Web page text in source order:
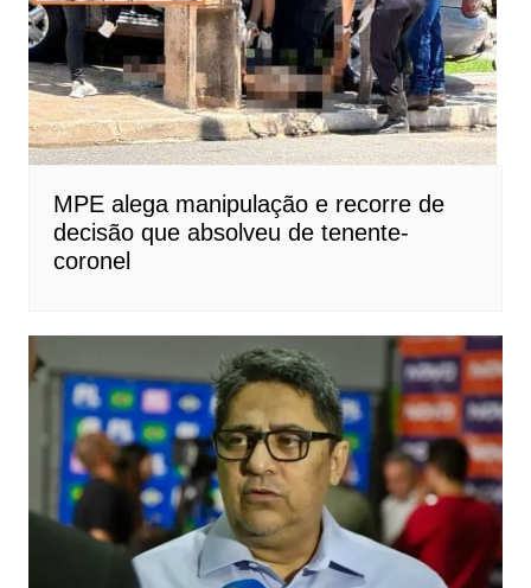
MPE alega manipulação e recorre de
decisão que absolveu de tenente-
coronel